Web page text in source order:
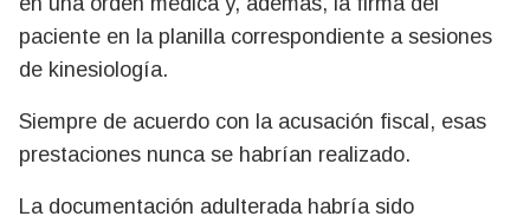
paciente en la planilla correspondiente a sesiones
de kinesiología.
Siempre de acuerdo con la acusación fiscal, esas
prestaciones nunca se habrían realizado.
La documentación adulterada habría sido